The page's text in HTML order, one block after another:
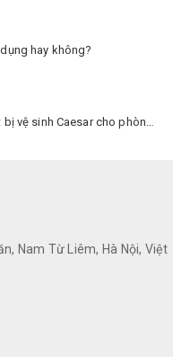
hay không?
Kinh nghiệm chọn mua thiết bị vệ sinh Caesar cho phòng trọ
Nam Từ Liêm, Hà Nội, Việt